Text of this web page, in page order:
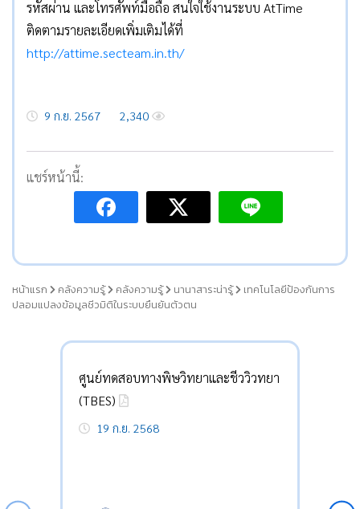
รหัสผ่าน และโทรศัพท์มือถือ สนใจใช้งานระบบ AtTime
ติดตามรายละเอียดเพิ่มเติมได้ที่
http://attime.secteam.in.th/
9 ก.ย. 2567 2,340
แชร์หน้านี้:
หน้าแรก คลังความรู้ คลังความรู้ นานาสาระน่ารู้
เทคโนโลยีป้องกันการ
ปลอมแปลงข้อมูลชีวมิติในระบบยืนยันตัวตน
ศูนย์ทดสอบทางพิษวิทยาและชีววิวทยา
(TBES)
19 ก.ย. 2568